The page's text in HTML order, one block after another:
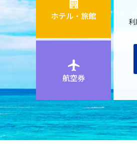
ホテル・旅館
航空券
ご好評につき期間延長決定！ JAL
クスプレスの全国発着・全コース